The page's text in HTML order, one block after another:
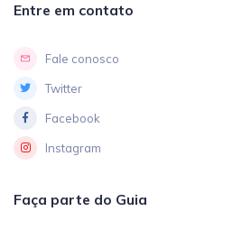
Entre em contato
Fale conosco
Twitter
Facebook
Instagram
Faça parte do Guia